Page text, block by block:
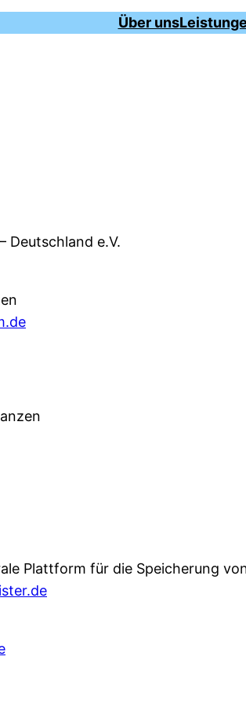
Über uns
Deutschland e.V.
Plattform für die Speicherung